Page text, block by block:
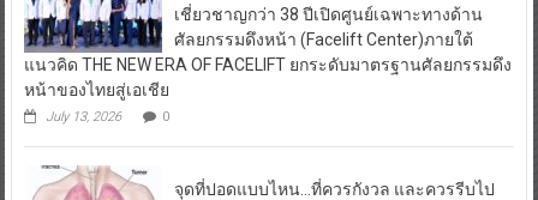
เชี่ยวชาญกว่า 38 ปีเปิดศูนย์เฉพาะทางด้าน
ศัลยกรรมดึงหน้า (Facelift Center)ภายใต้
แนวคิด THE NEW ERA OF FACELIFT ยกระดับมาตรฐานศัลยกรรมดึง
หน้าของไทยสู่เอเชีย
July 13, 2026 0
จุดที่ปอดแบบไหน…ที่ควรกังวล และควรรีบไป